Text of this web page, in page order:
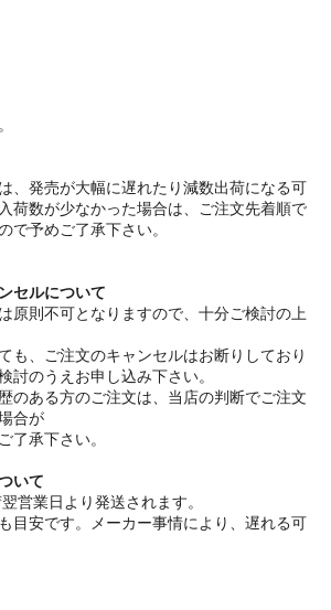
、発売が大幅に遅れたり減数出荷になる可
荷数が少なかった場合は、ご注文先着順で
で予めご了承下さい。
セルについて
原則不可となりますので、十分ご検討の上
も、ご注文のキャンセルはお断りしており
討のうえお申し込み下さい。
のある方のご注文は、当店の判断でご注文
合が
了承下さい。
いて
営業日より発送されます。
目安です。メーカー事情により、遅れる可